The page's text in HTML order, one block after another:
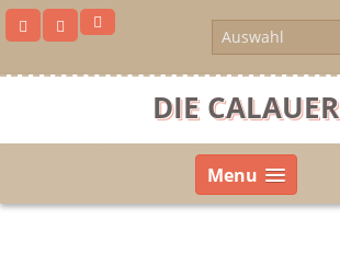
Skip
DIE CALAUER
Menu